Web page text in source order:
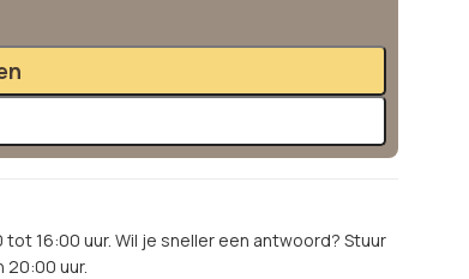
16:00 uur. Wil je sneller een antwoord? Stuur
uur.